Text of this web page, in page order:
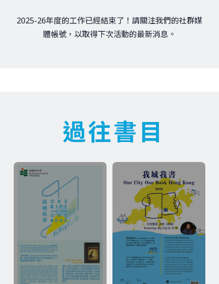
2025-26年度的工作已經結束了！請關注我們的社群媒
體帳號，以取得下次活動的最新消息。
過往書目